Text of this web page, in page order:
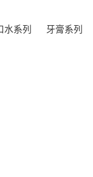
水系列 牙膏系列